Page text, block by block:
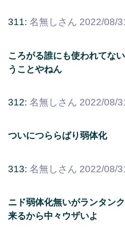
311: 名無しさん 2022/08/
ころがる誰にも使われてな
うことやねん
312: 名無しさん 2022/08/
ついにつららばり弱体化
313: 名無しさん 2022/08/
ニド弱体化無いがランタン
来るから中々ウザいよ